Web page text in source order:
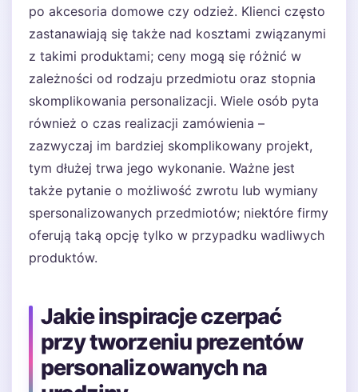
po akcesoria domowe czy odzież. Klienci często
zastanawiają się także nad kosztami związanymi
z takimi produktami; ceny mogą się różnić w
zależności od rodzaju przedmiotu oraz stopnia
skomplikowania personalizacji. Wiele osób pyta
również o czas realizacji zamówienia –
zazwyczaj im bardziej skomplikowany projekt,
tym dłużej trwa jego wykonanie. Ważne jest
także pytanie o możliwość zwrotu lub wymiany
spersonalizowanych przedmiotów; niektóre firmy
oferują taką opcję tylko w przypadku wadliwych
produktów.
Jakie inspiracje czerpać
przy tworzeniu prezentów
personalizowanych na